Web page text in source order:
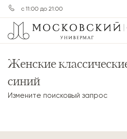
с 11:00 до 21:00
Женские
синий
Измените поисковый запрос